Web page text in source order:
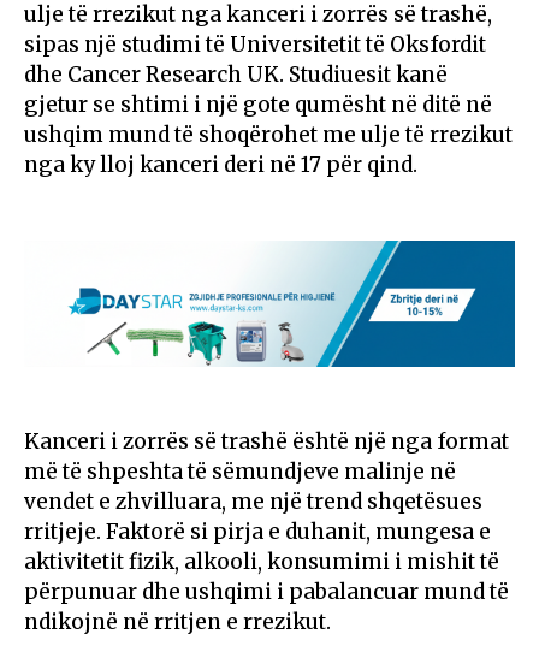
ulje të rrezikut nga kanceri i zorrës së trashë,
sipas një studimi të Universitetit të Oksfordit
dhe Cancer Research UK. Studiuesit kanë
gjetur se shtimi i një gote qumësht në ditë në
ushqim mund të shoqërohet me ulje të rrezikut
nga ky lloj kanceri deri në 17 për qind.
Kanceri i zorrës së trashë është një nga format
më të shpeshta të sëmundjeve malinje në
vendet e zhvilluara, me një trend shqetësues
rritjeje. Faktorë si pirja e duhanit, mungesa e
aktivitetit fizik, alkooli, konsumimi i mishit të
përpunuar dhe ushqimi i pabalancuar mund të
ndikojnë në rritjen e rrezikut.